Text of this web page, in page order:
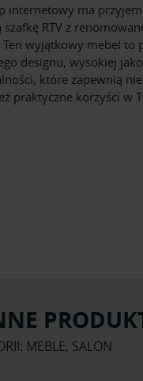
internetowy ma
szafkę RTV z
Ten wyjątkowy mebel to
designu, wysokiej
które zapewnią
praktyczne korzyści w
MEBLE, SALON